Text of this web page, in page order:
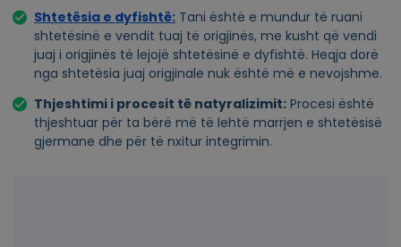
Shtetësia e dyfishtë: Tani është e mundur të ruani
shtetësinë e vendit tuaj të origjinës, me kusht që vendi
juaj i origjinës të lejojë shtetësinë e dyfishtë. Heqja dorë
nga shtetësia juaj origjinale nuk është më e nevojshme.
Thjeshtimi i procesit të natyralizimit: Procesi është
thjeshtuar për ta bërë më të lehtë marrjen e shtetësisë
gjermane dhe për të nxitur integrimin.